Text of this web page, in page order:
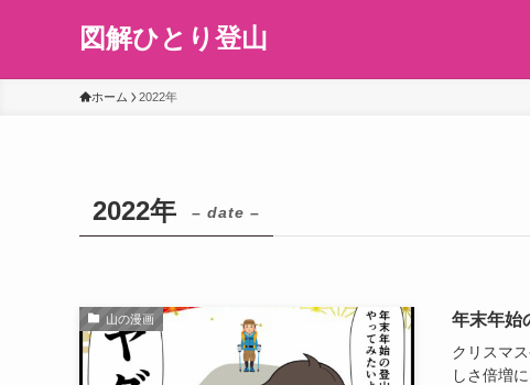
図解ひとり登山
ホーム 2022年
2022年 – date –
山の漫画 年末年始
クリスマ
しさ倍増